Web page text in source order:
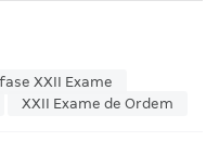
XXII Exame
XXII Exame de Ordem